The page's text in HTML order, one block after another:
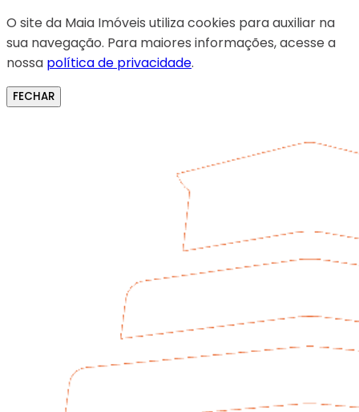
O site da Maia Imóveis utiliza cookies para auxiliar na
sua navegação. Para maiores informações, acesse a
nossa política de privacidade.
FECHAR